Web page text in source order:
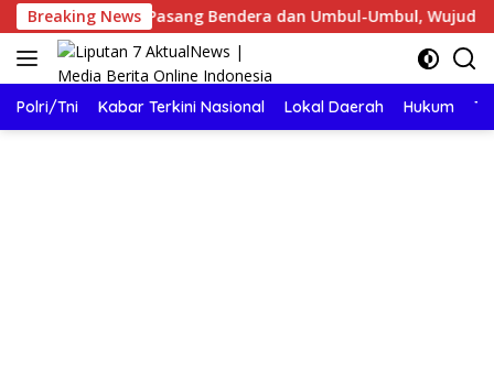
Langsung
ke
konten
Breaking News
Pasang Bendera dan Umbul-Umbul, Wujud Aktualisasi
Polri/Tni Kabar Terkini Nasional Lokal Daerah Hukum